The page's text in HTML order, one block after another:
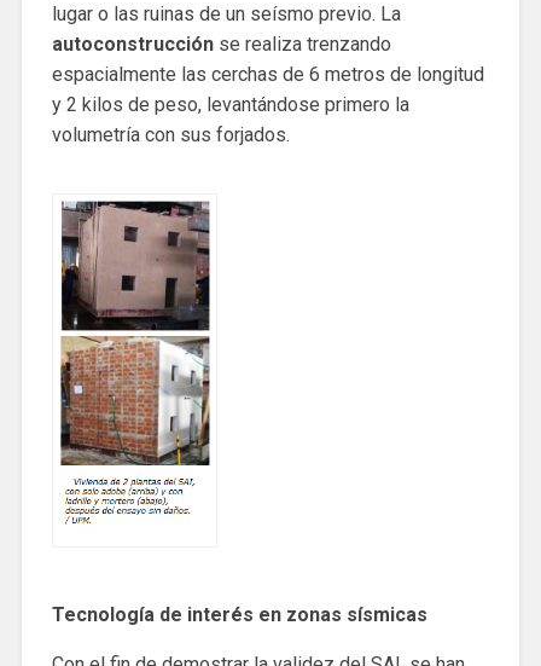
lugar o las ruinas de un seísmo previo. La
autoconstrucciónse realiza trenzando
espacialmente las cerchas de 6 metros de longitud
y 2 kilos de peso, levantándose primero la
volumetría con sus forjados.
Tecnología de interés en zonas sísmicas